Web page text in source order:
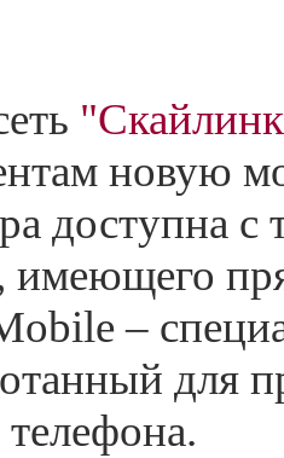
новую
доступна с
имеющего
–
для